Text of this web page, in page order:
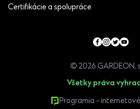
Certifikácie a spolupráce
© 2026 GARDEON,
Všetky práva
Programia -